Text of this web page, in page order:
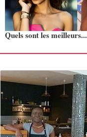
Quels sont les meilleurs...